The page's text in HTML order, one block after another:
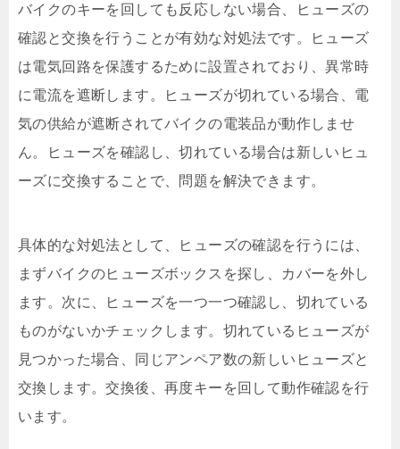
バイクのキーを回しても反応しない場合、ヒューズの
確認と交換を行うことが有効な対処法です。ヒューズ
は電気回路を保護するために設置されており、異常時
に電流を遮断します。ヒューズが切れている場合、電
気の供給が遮断されてバイクの電装品が動作しませ
ん。ヒューズを確認し、切れている場合は新しいヒュ
ーズに交換することで、問題を解決できます。
具体的な対処法として、ヒューズの確認を行うには、
まずバイクのヒューズボックスを探し、カバーを外し
ます。次に、ヒューズを一つ一つ確認し、切れている
ものがないかチェックします。切れているヒューズが
見つかった場合、同じアンペア数の新しいヒューズと
交換します。交換後、再度キーを回して動作確認を行
います。